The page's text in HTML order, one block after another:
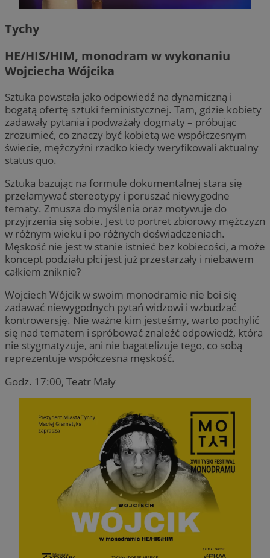
Tychy
HE/HIS/HIM, monodram w wykonaniu
Wojciecha Wójcika
Sztuka powstała jako odpowiedź na dynamiczną i
bogatą ofertę sztuki feministycznej. Tam, gdzie kobiety
zadawały pytania i podważały dogmaty – próbując
zrozumieć, co znaczy być kobietą we współczesnym
świecie, mężczyźni rzadko kiedy weryfikowali aktualny
status quo.
Sztuka bazując na formule dokumentalnej stara się
przełamywać stereotypy i poruszać niewygodne
tematy. Zmusza do myślenia oraz motywuje do
przyjrzenia się sobie. Jest to portret zbiorowy mężczyzn
w różnym wieku i po różnych doświadczeniach.
Męskość nie jest w stanie istnieć bez kobiecości, a może
koncept podziału płci jest już przestarzały i niebawem
całkiem zniknie?
Wojciech Wójcik w swoim monodramie nie boi się
zadawać niewygodnych pytań widzowi i wzbudzać
kontrowersję. Nie ważne kim jesteśmy, warto pochylić
się nad tematem i spróbować znaleźć odpowiedź, która
nie stygmatyzuje, ani nie bagatelizuje tego, co sobą
reprezentuje współczesna męskość.
Godz. 17:00, Teatr Mały